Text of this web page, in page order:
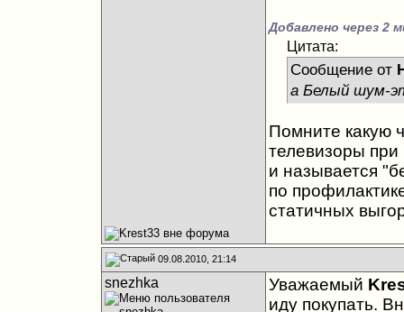
Добавлено через 2
Цитата:
Сообщение от
а Белый шум-
Помните какую
телевизоры
и называется
по
статичных
09.08.2010, 21:14
snezhka Уважаемый
иду покупать.